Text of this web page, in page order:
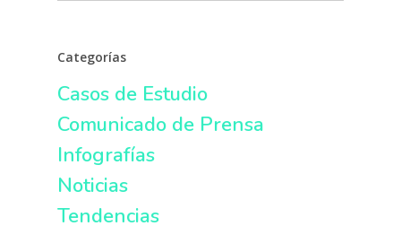
Categorías
Casos de Estudio
Comunicado de Prensa
Infografías
Noticias
Tendencias